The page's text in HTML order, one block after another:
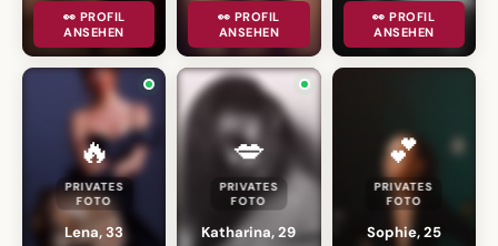
👀 PROFIL
ANSEHEN
👀 PROFIL
ANSEHEN
👀 PROFIL
ANSEHEN
🔥
PRIVATES
FOTO
Lena, 33
💋
PRIVATES
FOTO
Katharina, 29
💕
PRIVATES
FOTO
Sophie, 25